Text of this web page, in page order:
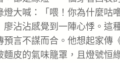
大喊：「喂！你為什麼咕
沾沾感覺到一陣心悸。這
言不謀而合。他想起家傳
皮的氣味籠罩，且燈號恒